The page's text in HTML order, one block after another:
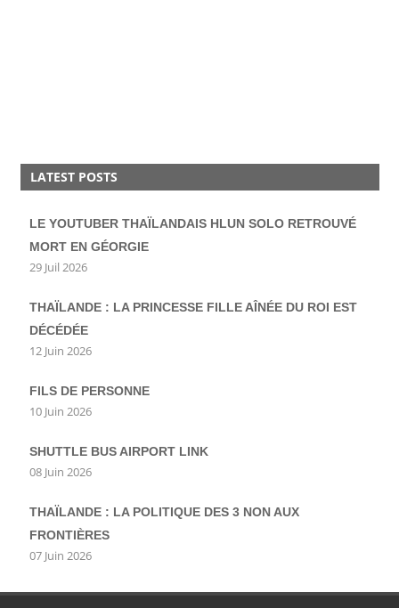
LATEST POSTS
LE YOUTUBER THAÏLANDAIS HLUN SOLO RETROUVÉ
MORT EN GÉORGIE
29 Juil 2026
THAÏLANDE : LA PRINCESSE FILLE AÎNÉE DU ROI EST
DÉCÉDÉE
12 Juin 2026
FILS DE PERSONNE
10 Juin 2026
SHUTTLE BUS AIRPORT LINK
08 Juin 2026
THAÏLANDE : LA POLITIQUE DES 3 NON AUX
FRONTIÈRES
07 Juin 2026